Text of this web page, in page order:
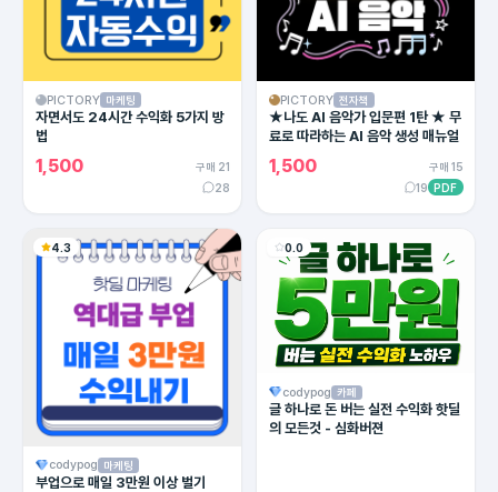
PICTORY 마케팅
자면서도 24시간 수익화 5가지 방
법
1,500
구매 21
28
PICTORY 전자책
★나도 AI 음악가 입문편 1탄 ★ 무
료로 따라하는 AI 음악 생성 매뉴얼
1,500
구매 15
19 PDF
4.3
codypog 마케팅
부업으로 매일 3만원 이상 벌기
0.0
codypog 카페
글 하나로 돈 버는 실전 수익화 핫딜
의 모든것 - 심화버젼